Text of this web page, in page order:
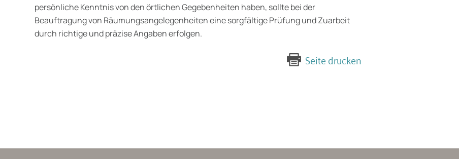
persönliche Kenntnis von den örtlichen Gegebenheiten haben, sollte bei der
Beauftragung von Räumungsangelegen­heiten eine sorgfältige Prüfung und Zuarbeit
durch richtige und präzise Angaben erfolgen.
Seite drucken